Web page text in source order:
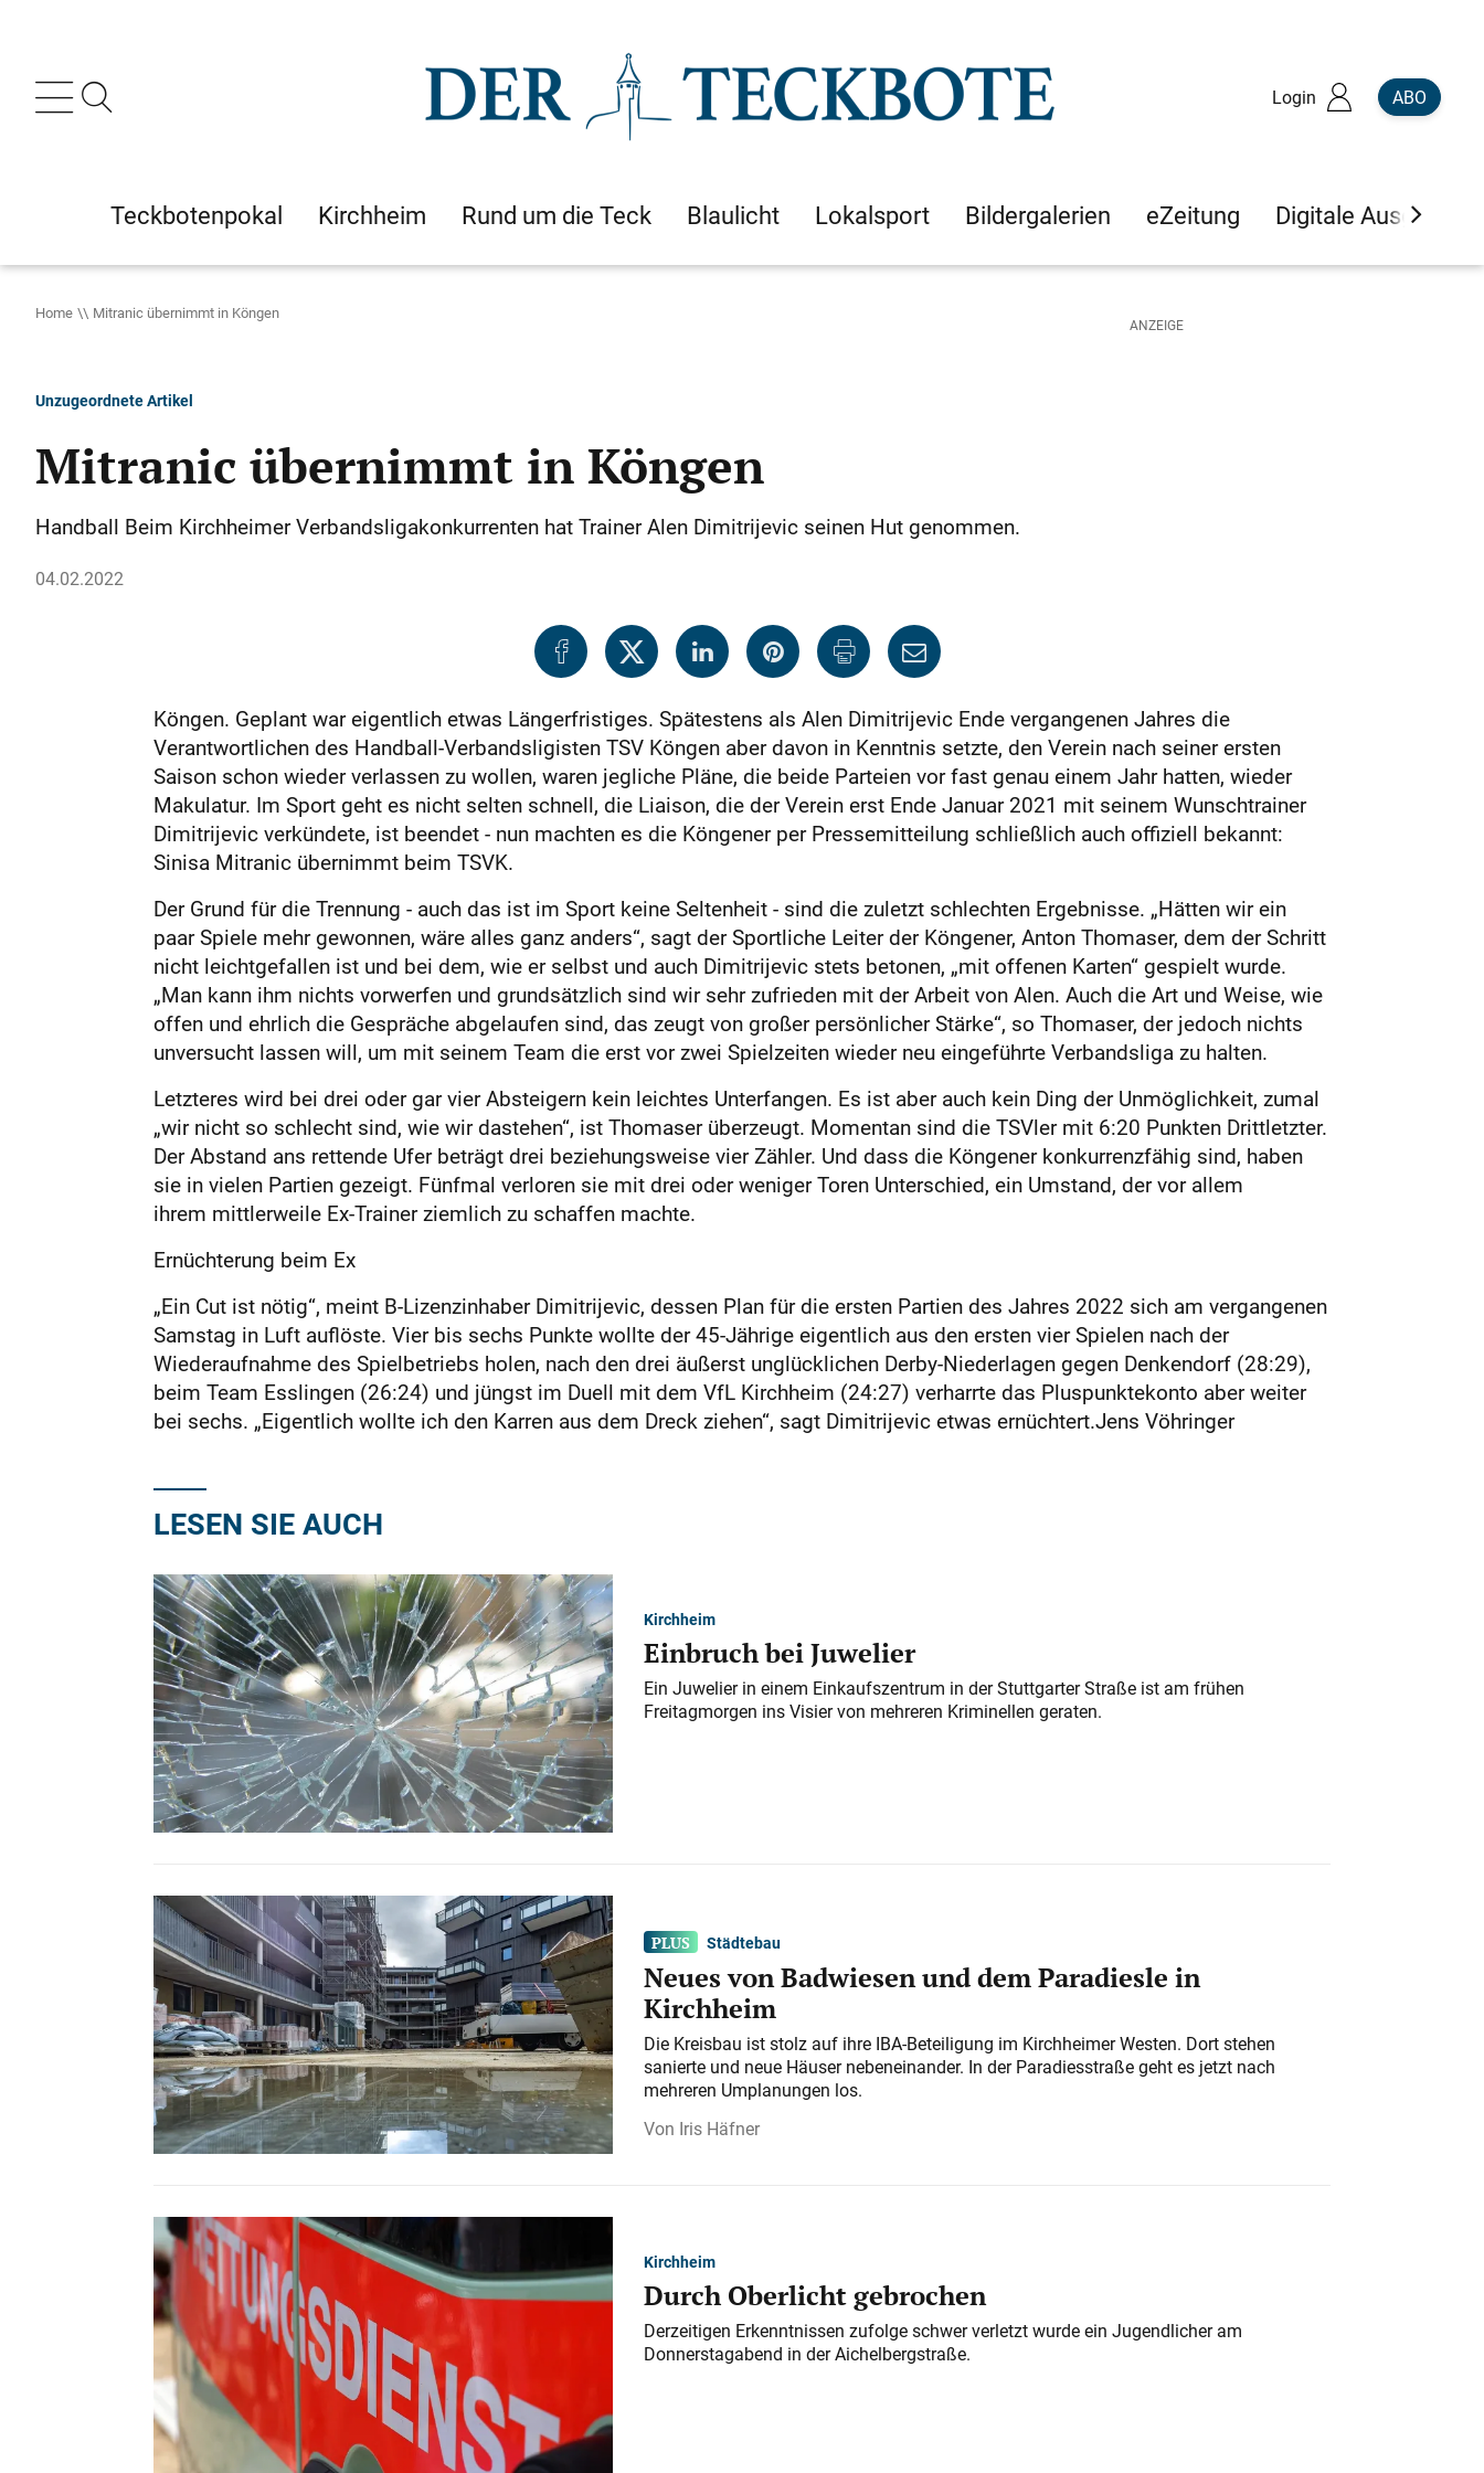
Login ABO
Teckbotenpokal Kirchheim Rund um die Teck Blaulicht Lokalsport Bildergalerien eZeitung Digitale Ausgaben
Home Mitranic übernimmt in Köngen
Unzugeordnete Artikel
Mitranic übernimmt in Köngen
Handball Beim Kirchheimer Verbandsligakonkurrenten hat Trainer Alen Dimitrijevic seinen Hut genommen.
04.02.2022
Köngen. Geplant war eigentlich etwas Längerfristiges. Spätestens als Alen Dimitrijevic Ende vergangenen Jahres die
Verantwortlichen des Handball-Verbandsligisten TSV Köngen aber davon in Kenntnis setzte, den Verein nach seiner ersten
Saison schon wieder verlassen zu wollen, waren jegliche Pläne, die beide Parteien vor fast genau einem Jahr hatten, wieder
Makulatur. Im Sport geht es nicht selten schnell, die Liaison, die der Verein erst Ende Januar 2021 mit seinem Wunschtrainer
Dimitrijevic verkündete, ist beendet - nun machten es die Köngener per Pressemitteilung schließlich auch offiziell bekannt:
Sinisa Mitranic übernimmt beim TSVK.
Der Grund für die Trennung - auch das ist im Sport keine Seltenheit - sind die zuletzt schlechten Ergebnisse. „Hätten wir ein
paar Spiele mehr gewonnen, wäre alles ganz anders“, sagt der Sportliche Leiter der Köngener, Anton Thomaser, dem der Schritt
nicht leichtgefallen ist und bei dem, wie er selbst und auch Dimitrijevic stets betonen, „mit offenen Karten“ gespielt wurde.
„Man kann ihm nichts vorwerfen und grundsätzlich sind wir sehr zufrieden mit der Arbeit von Alen. Auch die Art und Weise, wie
offen und ehrlich die Gespräche abgelaufen sind, das zeugt von großer persönlicher Stärke“, so Thomaser, der jedoch nichts
unversucht lassen will, um mit seinem Team die erst vor zwei Spielzeiten wieder neu eingeführte Verbandsliga zu halten.
Letzteres wird bei drei oder gar vier Absteigern kein leichtes Unterfangen. Es ist aber auch kein Ding der Unmöglichkeit, zumal
„wir nicht so schlecht sind, wie wir dastehen“, ist Thomaser überzeugt. Momentan sind die TSVler mit 6:20 Punkten Drittletzter.
Der Abstand ans rettende Ufer beträgt drei beziehungsweise vier Zähler. Und dass die Köngener konkurrenzfähig sind, haben
sie in vielen Partien gezeigt. Fünfmal verloren sie mit drei oder weniger Toren Unterschied, ein Umstand, der vor allem
ihrem mittlerweile Ex-Trainer ziemlich zu schaffen machte.
Ernüchterung beim Ex
„Ein Cut ist nötig“, meint B-Lizenzinhaber Dimitrijevic, dessen Plan für die ersten Partien des Jahres 2022 sich am vergangenen
Samstag in Luft auflöste. Vier bis sechs Punkte wollte der 45-Jährige eigentlich aus den ersten vier Spielen nach der
Wiederaufnahme des Spielbetriebs holen, nach den drei äußerst unglücklichen Derby-Niederlagen gegen Denkendorf (28:29),
beim Team Esslingen (26:24) und jüngst im Duell mit dem VfL Kirchheim (24:27) verharrte das Pluspunktekonto aber weiter
bei sechs. „Eigentlich wollte ich den Karren aus dem Dreck ziehen“, sagt Dimitrijevic etwas ernüchtert.Jens Vöhringer
LESEN SIE AUCH
Kirchheim
Einbruch bei Juwelier
Ein Juwelier in einem Einkaufszentrum in der Stuttgarter Straße ist am frühen
Freitagmorgen ins Visier von mehreren Kriminellen geraten.
Städtebau
Neues von Badwiesen und dem Paradiesle in
Kirchheim
Die Kreisbau ist stolz auf ihre IBA-Beteiligung im Kirchheimer Westen. Dort stehen
sanierte und neue Häuser nebeneinander. In der Paradiesstraße geht es jetzt nach
mehreren Umplanungen los.
Iris Häfner
Kirchheim
Durch Oberlicht gebrochen
Derzeitigen Erkenntnissen zufolge schwer verletzt wurde ein Jugendlicher am
Donnerstagabend in der Aichelbergstraße.